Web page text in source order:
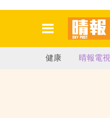
健康 晴報電視